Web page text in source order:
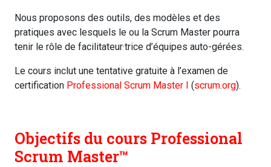
Nous proposons des outils, des modèles et des
pratiques avec lesquels le ou la Scrum Master pourra
tenir le rôle de facilitateur·trice d’équipes auto-gérées.
Le cours inclut une tentative gratuite à l’examen de
certification Professional Scrum Master I (scrum.org).
Objectifs du cours Professional
Scrum Master™️